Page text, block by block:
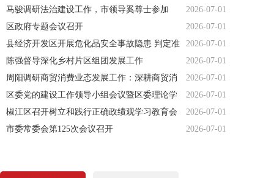
行
2026-07-01
马骏调研法治建设工作，市领导奚尊士参加
2026-07-01
区政府专题会议召开
2026-07-01
县经济开发区开展危化品安全事故隐患 判定准
则专题解读培训
2026-07-01
陈强督导深化乡村片区组团发展工作
2026-07-01
周阳调研商贸消费业态发展工作：深耕商贸消
费新业态 激活市场发展新动能
2026-07-01
区委党的建设工作领导小组会议暨区委理论学
习中心组习近平党建思想专题学习会召开
2026-07-01
椒江区召开树立和践行正确政绩观学习教育会
2026-07-01
市委常委会第125次会议召开